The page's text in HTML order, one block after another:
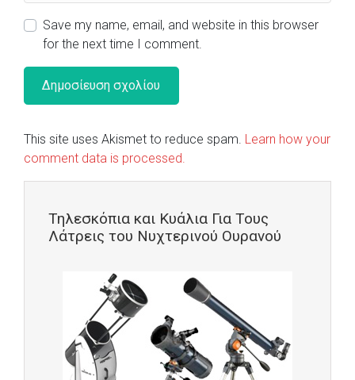
Save my name, email, and website in this browser
for the next time I comment.
This site uses Akismet to reduce spam. Learn how your
comment data is processed.
Τηλεσκόπια και Κυάλια Για Τους
Λάτρεις του Νυχτερινού Ουρανού